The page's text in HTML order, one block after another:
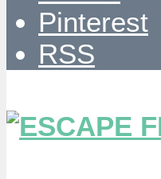
Pinterest
RSS